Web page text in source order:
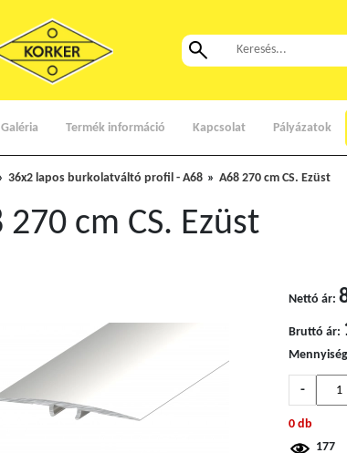
Galéria Termék információ Kapcsolat Pályázatok
36x2 lapos burkolatváltó profil - A68 A68 270 cm CS. Ezüst
270 cm CS. Ezüst
Nettó ár:
Bruttó ár:
Mennyiség
-
0 db
177